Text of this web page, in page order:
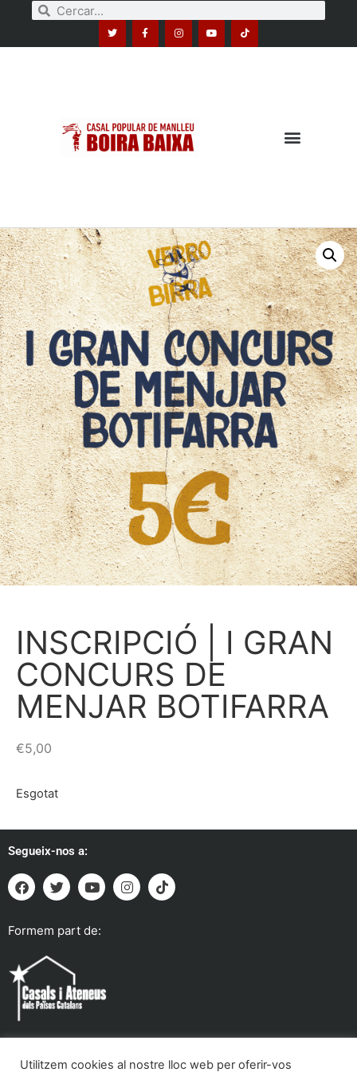
INSCRIPCIÓ | I GRAN
CONCURS DE
MENJAR BOTIFARRA
€5,00
Esgotat
Segueix-nos a:
Formem part de:
Utilitzem cookies al nostre lloc web per oferir-vos